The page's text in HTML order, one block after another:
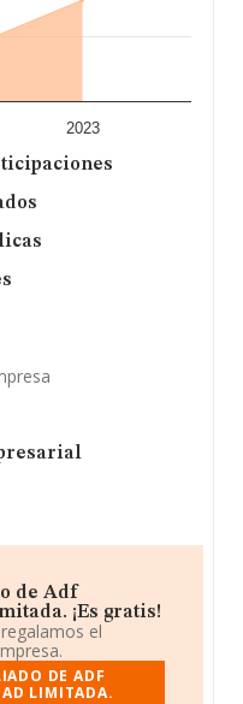
2023
de Adf
¡Es gratis!
el
DE ADF
LIMITADA.